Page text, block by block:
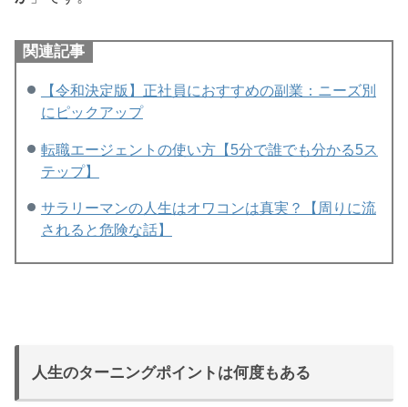
関連記事
【令和決定版】正社員におすすめの副業：ニーズ別
にピックアップ
転職エージェントの使い方【5分で誰でも分かる5ス
テップ】
サラリーマンの人生はオワコンは真実？【周りに流
されると危険な話】
人生のターニングポイントは何度もある